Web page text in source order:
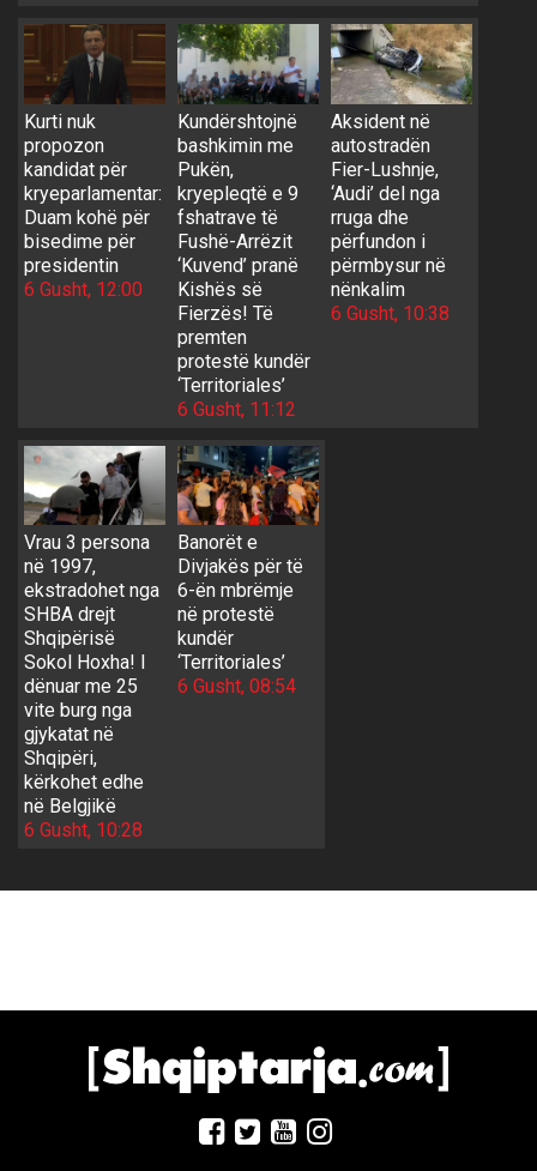
Kurti nuk
propozon
kandidat për
kryeparlamentar:
Duam kohë për
bisedime për
presidentin
6 Gusht, 12:00
Kundërshtojnë
bashkimin me
Pukën,
kryepleqtë e 9
fshatrave të
Fushë-Arrëzit
‘Kuvend’ pranë
Kishës së
Fierzës! Të
premten
protestë kundër
‘Territoriales’
6 Gusht, 11:12
Aksident në
autostradën
Fier-Lushnje,
‘Audi’ del nga
rruga dhe
përfundon i
përmbysur në
nënkalim
6 Gusht, 10:38
Vrau 3 persona
në 1997,
ekstradohet nga
SHBA drejt
Shqipërisë
Sokol Hoxha! I
dënuar me 25
vite burg nga
gjykatat në
Shqipëri,
kërkohet edhe
në Belgjikë
6 Gusht, 10:28
Banorët e
Divjakës për të
6-ën mbrëmje
në protestë
kundër
‘Territoriales’
6 Gusht, 08:54